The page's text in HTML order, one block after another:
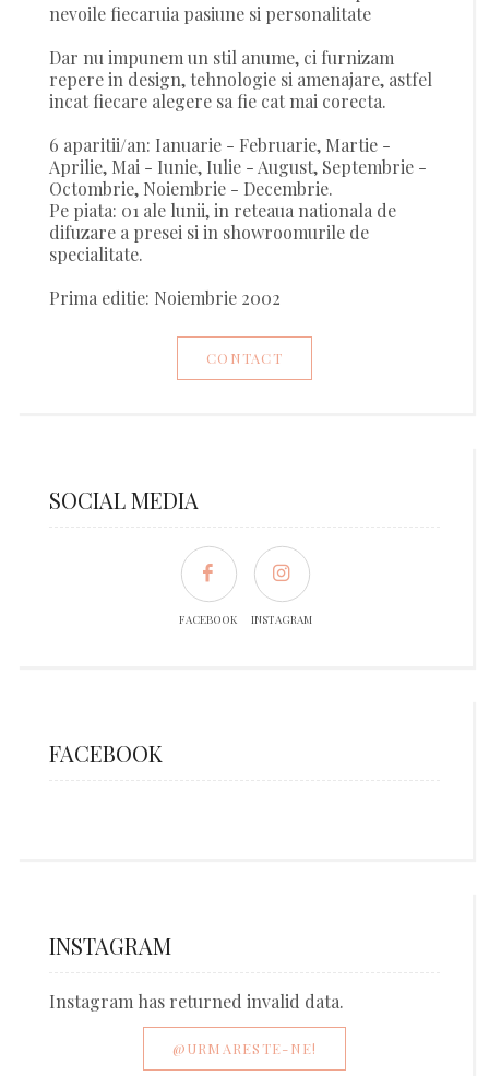
nevoile fiecaruia pasiune si personalitate
Dar nu impunem un stil anume, ci furnizam
repere in design, tehnologie si amenajare, astfel
incat fiecare alegere sa fie cat mai corecta.
6 aparitii/an: Ianuarie - Februarie, Martie -
Aprilie, Mai - Iunie, Iulie - August, Septembrie -
Octombrie, Noiembrie - Decembrie.
Pe piata: 01 ale lunii, in reteaua nationala de
difuzare a presei si in showroomurile de
specialitate.
Prima editie: Noiembrie 2002
CONTACT
SOCIAL MEDIA
FACEBOOK INSTAGRAM
FACEBOOK
INSTAGRAM
Instagram has returned invalid data.
@URMARESTE-NE!